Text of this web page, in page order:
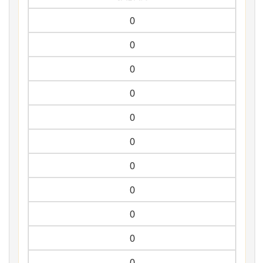
0
0
0
0
0
0
0
0
0
0